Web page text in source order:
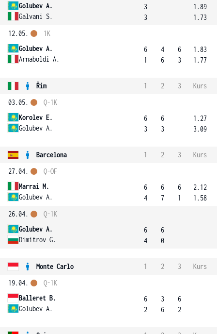
Golubev A.
Galvani S.
3
3
1.89
1.73
12.05.
Golubev A.
Arnaboldi A.
1K
6
1
4
6
6
3
1.83
1.77
Řím 1 2 3
Kurs
03.05.
Korolev E.
Golubev A.
Q-1K
6
3
6
3
1.27
3.09
Barcelona 1 2 3
Kurs
27.04.
Marrai M.
Golubev A.
Q-OF
6
4
6
7
6
1
2.12
1.58
26.04.
Golubev A.
Dimitrov G.
Q-1K
6
4
6
0
Monte Carlo 1 2 3
Kurs
19.04.
Balleret B.
Golubev A.
Q-1K
6
2
3
6
6
2